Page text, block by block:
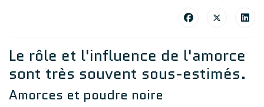
Le rôle et l'influence de l'amorce
sont très souvent sous-estimés.
Amorces et poudre noire